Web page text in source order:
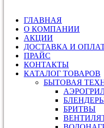
ГЛАВНАЯ
О КОМПАНИИ
АКЦИИ
ДОСТАВКА И
ПРАЙС
КОНТАКТЫ
КАТАЛОГ ТОВАРОВ
БЫТОВАЯ
БРИТВЫ